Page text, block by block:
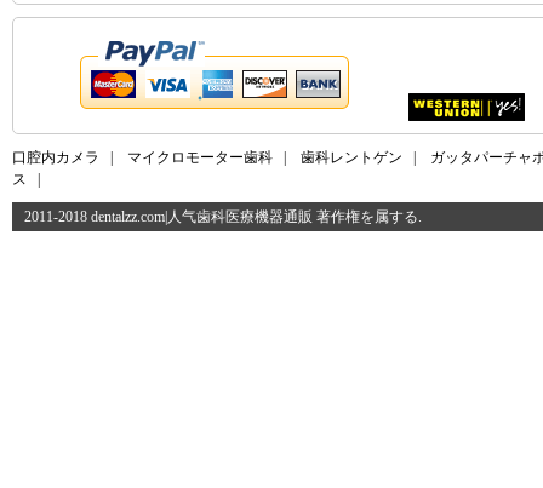
口腔内カメラ マイクロモーター歯科 歯科レントゲン
ガッタパーチャ
ス
2011-2018 dentalzz.com|人气歯科医療機器通販 著作権を属する.